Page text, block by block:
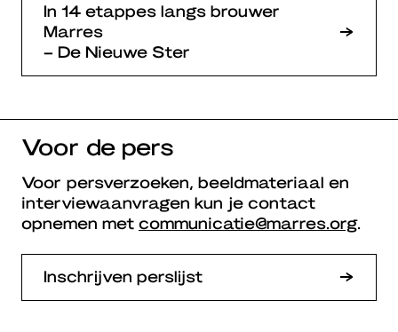
In 14 etappes langs brouwer
Marres
– De Nieuwe Ster
Voor de pers
Voor persverzoeken, beeldmateriaal en
interviewaanvragen kun je contact
opnemen met communicatie@marres.org.
Inschrijven perslijst